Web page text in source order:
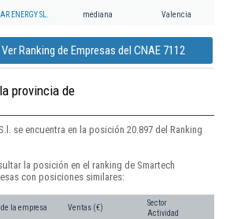
ENERGY SL. mediana Valencia
Ver Ranking de Empresas del CNAE 7112
provincia de
se encuentra en la posición 20.897 del Ranking
la posición en el ranking de Smartech
con posiciones similares:
de la empresa Ventas (€)
Sector
Actividad